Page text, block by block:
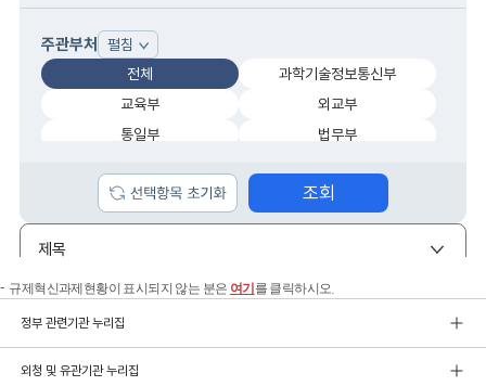
규제혁신과제현황이 표시되지 않는 분은 여기 를 클릭하시오.
정부 관련기관 누리집
외청 및 유관기관 누리집